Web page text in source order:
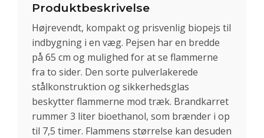
Produktbeskrivelse
Højrevendt, kompakt og prisvenlig biopejs til
indbygning i en væg. Pejsen har en bredde
på 65 cm og mulighed for at se flammerne
fra to sider. Den sorte pulverlakerede
stålkonstruktion og sikkerhedsglas
beskytter flammerne mod træk. Brandkarret
rummer 3 liter bioethanol, som brænder i op
til 7,5 timer. Flammens størrelse kan desuden